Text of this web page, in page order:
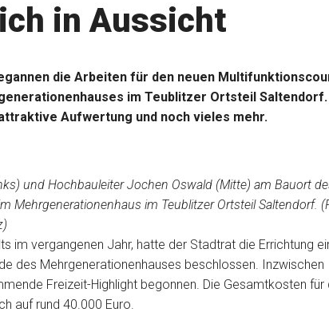
in Aussicht
die Arbeiten für den neuen
im Teublitzer Ortsteil Saltendorf.
Aufwertung und noch vieles mehr.
und Hochbauleiter Jochen Oswald (Mitte) am Bauort
Mehrgenerationenhaus im Teublitzer Ortsteil Saltendorf.
im vergangenen Jahr, hatte der Stadtrat die Errichtung
des Mehrgenerationenhauses beschlossen. Inzwischen
Freizeit-Highlight begonnen. Die Gesamtkosten für
auf rund 40.000 Euro.